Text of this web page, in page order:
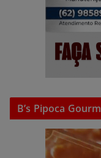
B’s Pipoca